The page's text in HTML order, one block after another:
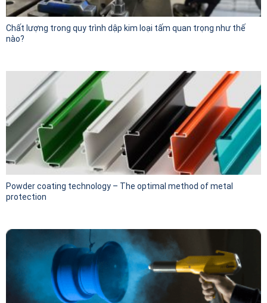
Chất lượng trong quy trình dập kim loại tấm quan trọng như thế
nào?
Powder coating technology – The optimal method of metal
protection